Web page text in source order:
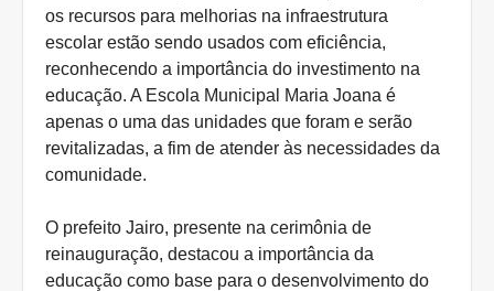
os recursos para melhorias na infraestrutura
escolar estão sendo usados com eficiência,
reconhecendo a importância do investimento na
educação. A Escola Municipal Maria Joana é
apenas o uma das unidades que foram e serão
revitalizadas, a fim de atender às necessidades da
comunidade.
O prefeito Jairo, presente na cerimônia de
reinauguração, destacou a importância da
educação como base para o desenvolvimento do